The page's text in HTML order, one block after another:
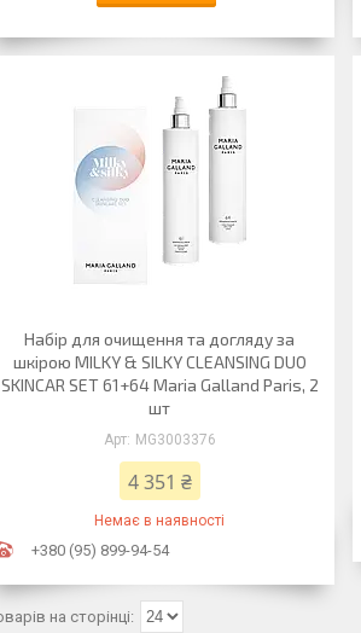
Набір для очищення та догляду за
шкірою MILKY & SILKY CLEANSING DUO
SKINCAR SET 61+64 Maria Galland Paris, 2
шт
MG3003376
4 351 ₴
Немає в наявності
+380 (95) 899-94-54